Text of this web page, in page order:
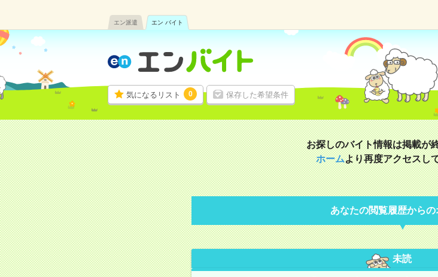
エン派遣 エン バイト
気になるリスト 0 保存した希望条件
お探しのバイト情報は掲載が
ホームより再度アクセスし
あなたの閲覧履歴からの
未読